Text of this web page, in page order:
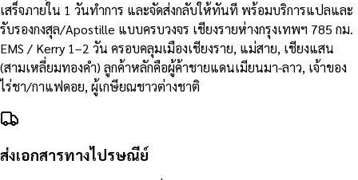
เสร็จภายใน 1 วันทำการ และจัดส่งกลับให้ทันที พร้อมบริการแปลและ
รับรองกงสุล/Apostille แบบครบวงจร เชียงรายห่างกรุงเทพฯ 785 กม.
EMS / Kerry 1–2 วัน ครอบคลุมเมืองเชียงราย, แม่สาย, เชียงแสน
(สามเหลี่ยมทองคำ) ลูกค้าหลักคือผู้ค้าชายแดนเมียนมา-ลาว, เจ้าของ
ไร่ชา/กาแฟดอย, ผู้เกษียณชาวต่างชาติ
ส่งเอกสารทางไปรษณีย์